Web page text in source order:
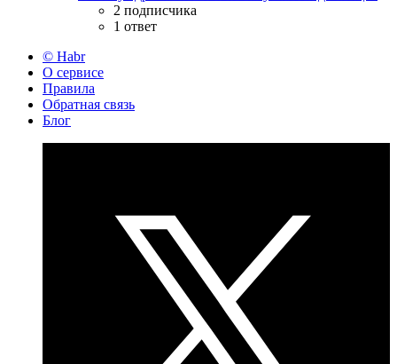
2 подписчика
1 ответ
© Habr
О сервисе
Правила
Обратная связь
Блог